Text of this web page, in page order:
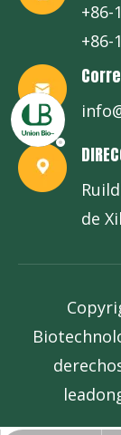
+86-
+86-
de